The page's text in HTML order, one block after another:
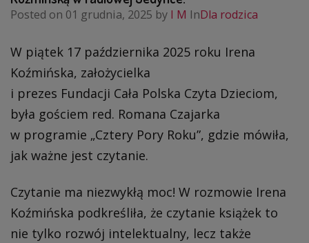
radiowej
Posted on 01 grudnia, 2025 by I M InDla rodzica
W piątek 17 października 2025 roku Irena
Koźmińska, założycielka
i prezes Fundacji Cała Polska Czyta Dzieciom,
była gościem red. Romana Czajarka
w programie „Cztery Pory Roku”, gdzie mówiła,
jak ważne jest czytanie.
Czytanie ma niezwykłą moc! W rozmowie Irena
Koźmińska podkreśliła, że czytanie książek to
nie tylko rozwój intelektualny, lecz także